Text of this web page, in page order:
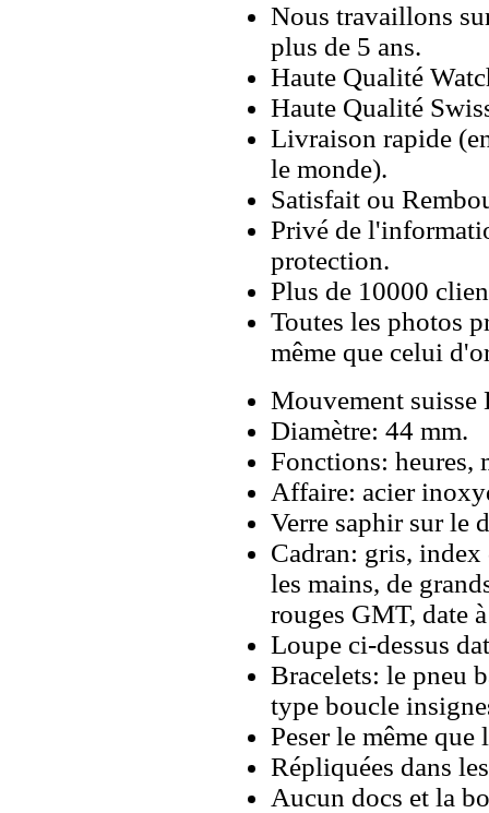
Nous travaillons
plus de 5 ans.
Haute Qualité
Haute Qualité
Livraison rapide
le monde).
Satisfait ou
Privé de
protection.
Plus de 10000
Toutes les photos
même que celui
Mouvement suisse
Diamètre: 44 mm.
Fonctions: heures,
Affaire: acier
Verre saphir sur le
Cadran: gris, index
les mains, de
rouges GMT, date
Loupe ci-dessus
Bracelets: le pneu
type boucle
Peser le même
Répliquées dans
Aucun docs et la